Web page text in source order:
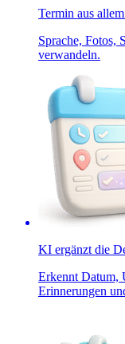
Termin aus
Sprache, Fotos,
verwandeln.
KI ergänzt die
Erkennt Datum,
Erinnerungen